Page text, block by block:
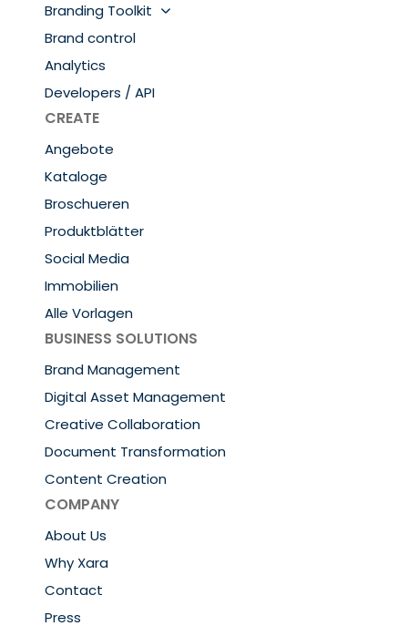
Branding Toolkit
Brand control
Analytics
Developers / API
CREATE
Angebote
Kataloge
Broschueren
Produktblätter
Social Media
Immobilien
Alle Vorlagen
BUSINESS SOLUTIONS
Brand Management
Digital Asset Management
Creative Collaboration
Document Transformation
Content Creation
COMPANY
About Us
Why Xara
Contact
Press